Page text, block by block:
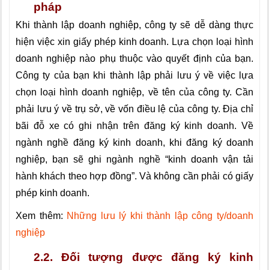
pháp
Khi thành lập doanh nghiệp, công ty sẽ dễ dàng thực
hiện việc xin giấy phép kinh doanh. Lựa chọn loại hình
doanh nghiệp nào phụ thuộc vào quyết định của bạn.
Công ty của bạn khi thành lập phải lưu ý về việc lựa
chọn loại hình doanh nghiệp, về tên của công ty. Cần
phải lưu ý về trụ sở, về vốn điều lệ của công ty. Địa chỉ
bãi đỗ xe có ghi nhận trên đăng ký kinh doanh. Về
ngành nghề đăng ký kinh doanh, khi đăng ký doanh
nghiệp, bạn sẽ ghi ngành nghề “kinh doanh vận tải
hành khách theo hợp đồng”. Và không cần phải có giấy
phép kinh doanh.
Xem thêm: Những lưu lý khi thành lập công ty/doanh
nghiệp
2.2. Đối tượng được đăng ký kinh